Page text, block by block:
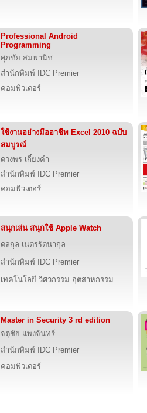
Professional Android
Programming
ศุภชัย สมพานิช
สำนักพิมพ์ IDC Premier
คอมพิวเตอร์
ใช้งานอย่างมืออาชีพ Excel 2010 ฉบับ
สมบูรณ์
ดวงพร เกี๋ยงคำ
สำนักพิมพ์ IDC Premier
คอมพิวเตอร์
สนุกเล่น สนุกใช้ Apple Watch
ดลกุล เนตรรัตนากุล
สำนักพิมพ์ IDC Premier
เทคโนโลยี วิศวกรรม อุตสาหกรรม
Master in Security 3 rd edition
จตุชัย แพงจันทร์
สำนักพิมพ์ IDC Premier
คอมพิวเตอร์